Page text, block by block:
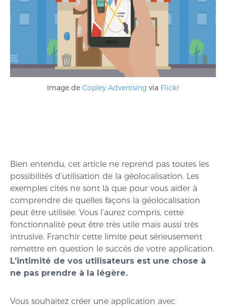
Image de Copley Advertising via Flickr
Bien entendu, cet article ne reprend pas toutes les
possibilités d’utilisation de la géolocalisation. Les
exemples cités ne sont là que pour vous aider à
comprendre de quelles façons la géolocalisation
peut être utilisée. Vous l’aurez compris, cette
fonctionnalité peut être très utile mais aussi très
intrusive. Franchir cette limite peut sérieusement
remettre en question le succès de votre application.
L’intimité de vos utilisateurs est une chose à
ne pas prendre à la légère.
Vous souhaitez créer une application avec